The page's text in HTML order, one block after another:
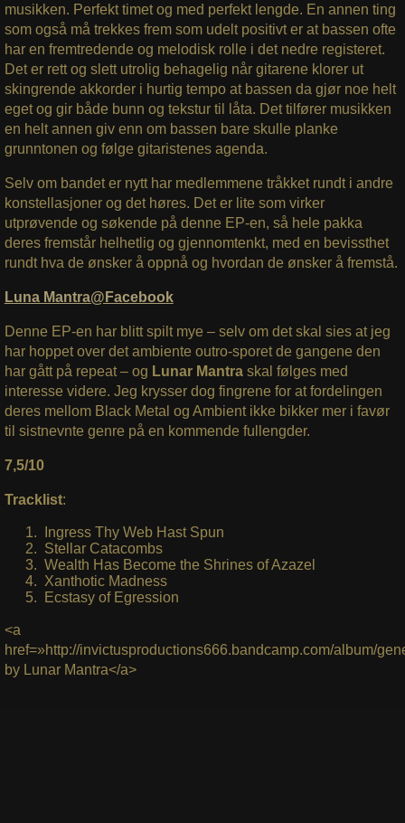
musikken. Perfekt timet og med perfekt lengde. En annen ting
som også må trekkes frem som udelt positivt er at bassen ofte
har en fremtredende og melodisk rolle i det nedre registeret.
Det er rett og slett utrolig behagelig når gitarene klorer ut
skingrende akkorder i hurtig tempo at bassen da gjør noe helt
eget og gir både bunn og tekstur til låta. Det tilfører musikken
en helt annen giv enn om bassen bare skulle planke
grunntonen og følge gitaristenes agenda.
Selv om bandet er nytt har medlemmene tråkket rundt i andre
konstellasjoner og det høres. Det er lite som virker
utprøvende og søkende på denne EP-en, så hele pakka
deres fremstår helhetlig og gjennomtenkt, med en bevissthet
rundt hva de ønsker å oppnå og hvordan de ønsker å fremstå.
Luna Mantra@Facebook
Denne EP-en har blitt spilt mye – selv om det skal sies at jeg
har hoppet over det ambiente outro-sporet de gangene den
har gått på repeat – og Lunar Mantra skal følges med
interesse videre. Jeg krysser dog fingrene for at fordelingen
deres mellom Black Metal og Ambient ikke bikker mer i favør
til sistnevnte genre på en kommende fullengder.
7,5/10
Tracklist:
Ingress Thy Web Hast Spun
Stellar Catacombs
Wealth Has Become the Shrines of Azazel
Xanthotic Madness
Ecstasy of Egression
<a
href=»http://invictusproductions666.bandcamp.com/album/
by Lunar Mantra</a>